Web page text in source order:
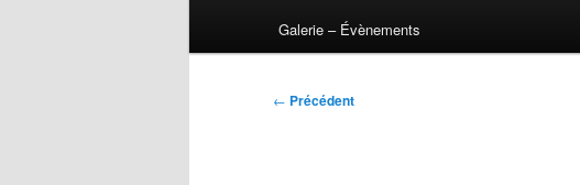
Galerie – Évènements
Navigation
← Précédent